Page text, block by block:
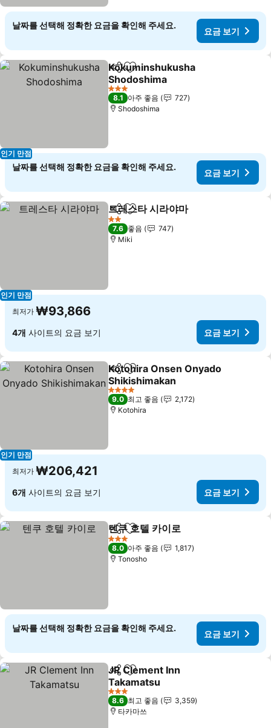
날짜를 선택해 정확한 요금을 확인해 주세요.
요금 보기
인기 만점
공유 즐겨찾기에 추가
Kokuminshukusha
Shodoshima
요금 보기
3 성급
8.1 아주 좋음
727
Shodoshima
날짜를 선택해 정확한 요금을 확인해 주세요.
요금 보기
인기 만점
공유 즐겨찾기에 추가
트레스타 시라야마
2 성급
7.6 좋음
747
Miki
최저가 ₩93,866
4개 사이트의 요금 보기 요금 보기
인기 만점
공유 즐겨찾기에 추가
Kotohira Onsen Onyado
Shikishimakan
요금 보기
4 성급
9.0 최고 좋음
2,172
Kotohira
최저가 ₩206,421
6개 사이트의 요금 보기 요금 보기
공유 즐겨찾기에 추가
텐쿠 호텔 카이로
3 성급
8.0 아주 좋음
1,817
Tonosho
날짜를 선택해 정확한 요금을 확인해 주세요.
요금 보기
공유 즐겨찾기에 추가
JR Clement Inn
Takamatsu
요금 보기
3 성급
8.6 최고 좋음
3,359
타카마쓰